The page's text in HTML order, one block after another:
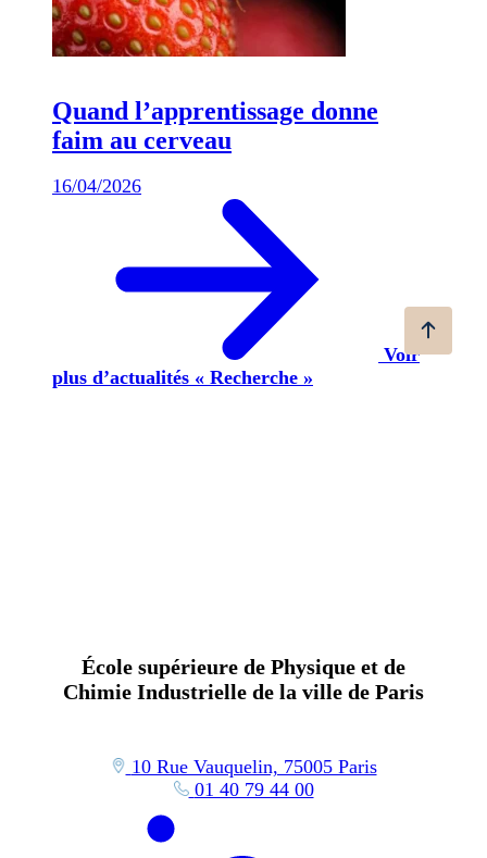
Quand l’apprentissage donne
faim au cerveau
16/04/2026
Voir
plus d’actualités « Recherche »
École supérieure de Physique et de
Chimie Industrielle de la ville de Paris
10 Rue Vauquelin, 75005 Paris
01 40 79 44 00